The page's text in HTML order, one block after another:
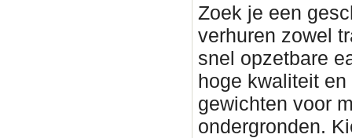
Zoek je een
verhuren zowel
snel opzetbare
hoge kwaliteit
gewichten voor
ondergronden.